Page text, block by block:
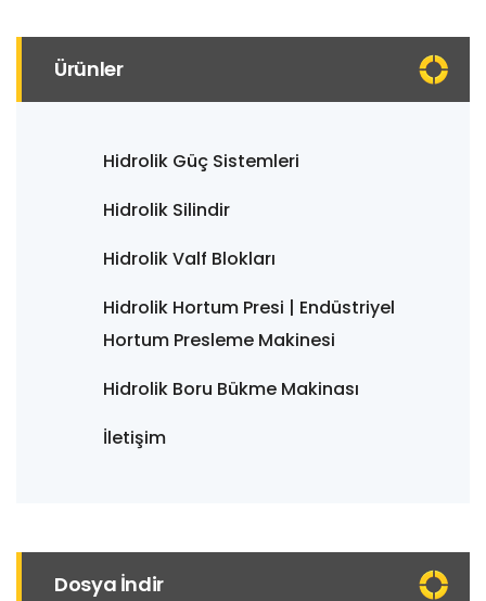
Ürünler
Hidrolik Güç Sistemleri
Hidrolik Silindir
Hidrolik Valf Blokları
Hidrolik Hortum Presi | Endüstriyel
Hortum Presleme Makinesi
Hidrolik Boru Bükme Makinası
İletişim
Dosya İndir